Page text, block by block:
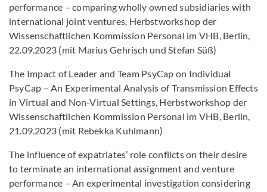
performance – comparing wholly owned subsidiaries with
international joint ventures, Herbstworkshop der
Wissenschaftlichen Kommission Personal im VHB, Berlin,
22.09.2023 (mit Marius Gehrisch und Stefan Süß)
The Impact of Leader and Team PsyCap on Individual
PsyCap – An Experimental Analysis of Transmission Effects
in Virtual and Non-Virtual Settings, Herbstworkshop der
Wissenschaftlichen Kommission Personal im VHB, Berlin,
21.09.2023 (mit Rebekka Kuhlmann)
The influence of expatriates’ role conflicts on their desire
to terminate an international assignment and venture
performance – An experimental investigation considering